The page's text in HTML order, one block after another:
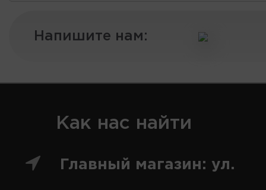
Напишите нам:
Как нас найти
Главный магазин: ул.